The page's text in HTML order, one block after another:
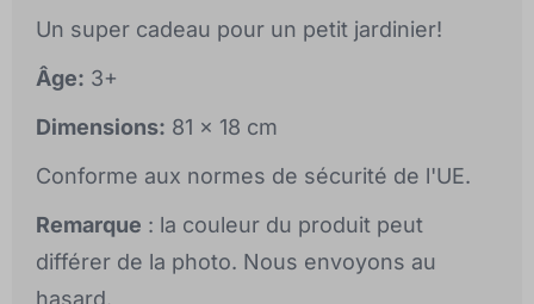
Un super cadeau pour un petit jardinier!
Âge: 3+
Dimensions: 81 x 18 cm
Conforme aux normes de sécurité de l'UE.
Remarque : la couleur du produit peut
différer de la photo. Nous envoyons au
hasard.